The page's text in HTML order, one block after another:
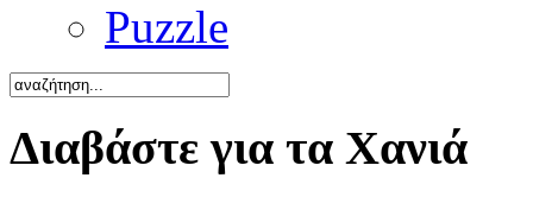
Puzzle
Διαβάστε για τα Χανιά